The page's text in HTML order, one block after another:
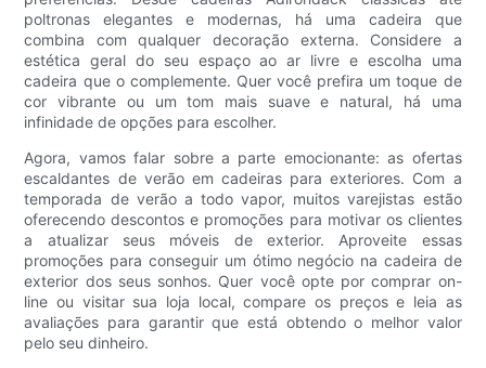
poltronas elegantes e modernas, há uma cadeira que
combina com qualquer decoração externa. Considere a
estética geral do seu espaço ao ar livre e escolha uma
cadeira que o complemente. Quer você prefira um toque de
cor vibrante ou um tom mais suave e natural, há uma
infinidade de opções para escolher.
Agora, vamos falar sobre a parte emocionante: as ofertas
escaldantes de verão em cadeiras para exteriores. Com a
temporada de verão a todo vapor, muitos varejistas estão
oferecendo descontos e promoções para motivar os clientes
a atualizar seus móveis de exterior. Aproveite essas
promoções para conseguir um ótimo negócio na cadeira de
exterior dos seus sonhos. Quer você opte por comprar on-
line ou visitar sua loja local, compare os preços e leia as
avaliações para garantir que está obtendo o melhor valor
pelo seu dinheiro.